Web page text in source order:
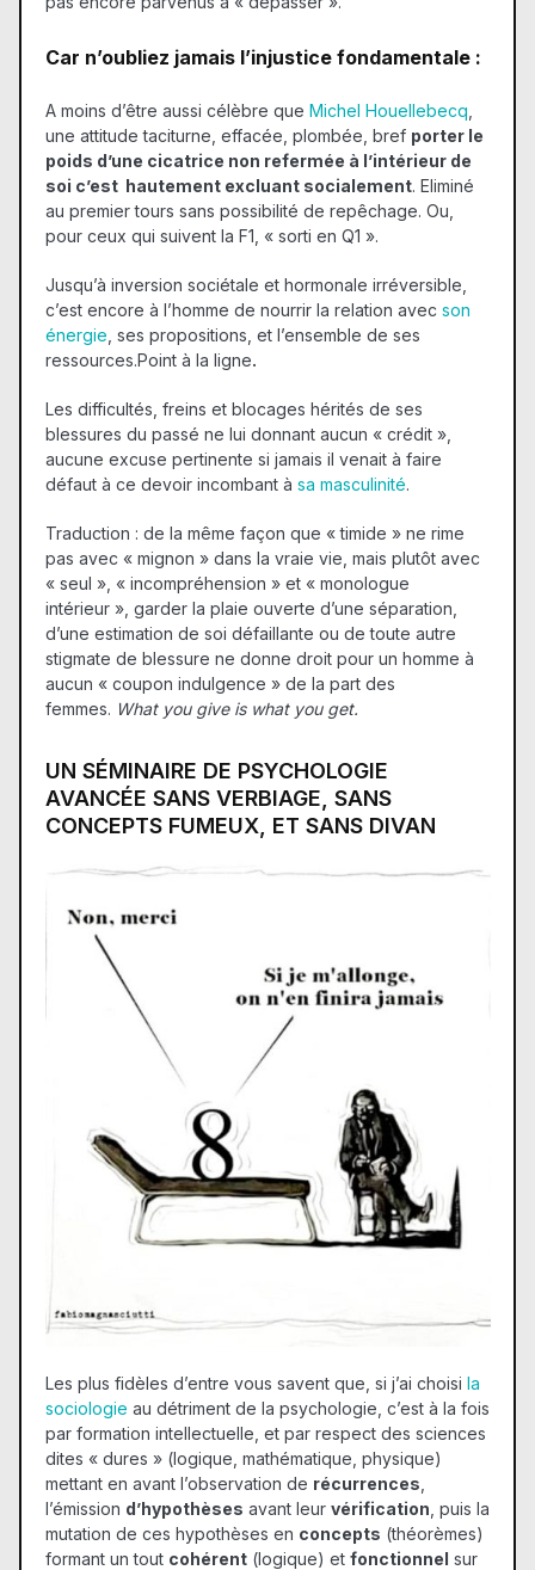
Car n’oubliez jamais l’injustice fondamentale :
A moins d’être aussi célèbre que Michel Houellebecq
une attitude taciturne, effacée, plombée, bref porter le
poids d’une cicatrice non refermée à l’intérieur de
soi c’est hautement excluant socialement. Eliminé
au premier tours sans possibilité de repêchage. Ou,
pour ceux qui suivent la F1, « sorti en Q1 ».
Jusqu’à inversion sociétale et hormonale irréversible,
c’est encore à l’homme de nourrir la relation avec son
énergie , ses propositions, et l’ensemble de ses
ressources.Point à la ligne.
Les difficultés, freins et blocages hérités de ses
blessures du passé ne lui donnant aucun « crédit »,
aucune excuse pertinente si jamais il venait à faire
défaut à ce devoir incombant à sa masculinité.
Traduction : de la même façon que « timide » ne rime
pas avec « mignon » dans la vraie vie, mais plutôt avec
« seul », « incompréhension » et « monologue
intérieur », garder la plaie ouverte d’une séparation,
d’une estimation de soi défaillante ou de toute autre
stigmate de blessure ne donne droit pour un homme à
aucun « coupon indulgence » de la part des
femmes. What you give is what you get.
UN SÉMINAIRE DE PSYCHOLOGIE
AVANCÉE SANS VERBIAGE, SANS
CONCEPTS FUMEUX, ET SANS DIVAN
Les plus fidèles d’entre vous savent que, si j’ai choisi la
sociologie au détriment de la psychologie, c’est à la fois
par formation intellectuelle, et par respect des sciences
dites « dures » (logique, mathématique, physique)
mettant en avant l’observation de récurrences
l’émission d’hypothèses avant leur vérification , puis la
mutation de ces hypothèses en concepts (théorèmes)
formant un tout cohérent(logique) et fonctionnel sur